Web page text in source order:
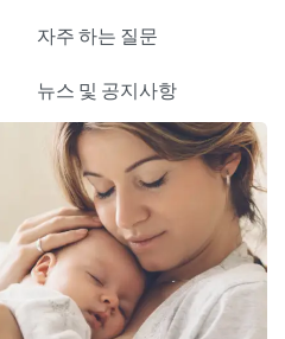
자주 하는 질문
뉴스 및 공지사항